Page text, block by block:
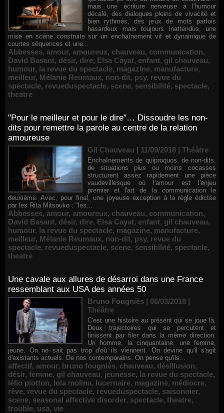
mais une écriture nerveuse à l'humour
décalé, des dialogues pleins de vivacité et
bien rythmés, des jeux de mots parfois
hasardeux mais toujours inattendus, une
mise en scène construite sur un enchaînement vif et dynamique de
courtes séquences et une...
Abbesses, amour, amoureux, chauveau, communication,
David Basant, désir, dire, Elsa Cayat, enfant, gil chauveau,
humour, la revue du spectacle, magazine, manufacture,
meilleur, Mélanie Reumaux, non-dit, psy, revue du
spectacle, revueduspectacle, scene, sensibilité, spectacle,
theatre
"Pour le meilleur et pour le dire"… Dissoudre les non-
dits pour remettre la parole au centre de la relation
amoureuse
Gil Chauveau | 11/09/2018 | Théâtre
Enchaînements de quiproquos, de non-dits,
de situations plus ou moins cocasses
structurent assez rapidement une pièce
vaudevillesque où l'amour est l'enjeu
premier et l'art de la communication le
deuxième. Avec, pour final, une joyeuse exception à la règle édictée
par les Rita Mitsouko : "les...
Abbesses, amour, amoureux, chauveau, communication,
David Basant, désir, dire, Elsa Cayat, enfant, gil chauveau,
humour, la revue du spectacle, magazine, manufacture,
meilleur, Mélanie Reumaux, non-dit, psy, revue du
spectacle, revueduspectacle, scene, sensibilité, spectacle,
theatre
Une cavale aux allures de désarroi dans une France
ressemblant aux USA des années 50
Bruno Fougniès | 06/03/2018 |
Théâtre
C'est une histoire au présent qui se joue là.
Deux trajectoires qui se percutent et
finissent par filer dans la même direction.
Un homme, la cinquantaine, une femme,
jeune. On ne sait pas trop d'où ils viennent. On devine qu'il s'agit
d'existants actuels. De nos contemporains. On pense qu'ils...
affectif, amour, bruno fougniès, chauveau, désillusion,
désir, femme, gil chauveau, jeunesse, la revue du spectacle,
lélio plotton, lola molina, lucernaire, magazine, médiocre,
rêve, revue du spectacle, revueduspectacle, saisonnier,
scene, seasonal affective disorder, spectacle, theatre,
trouble, usa, vie